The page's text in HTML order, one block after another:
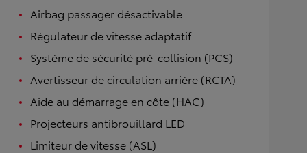
Airbag passager désactivable
Régulateur de vitesse adaptatif
Système de sécurité pré-collision (PCS)
Avertisseur de circulation arrière (RCTA)
Aide au démarrage en côte (HAC)
Projecteurs antibrouillard LED
Limiteur de vitesse (ASL)